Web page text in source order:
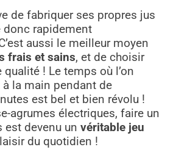
de fabriquer ses propres jus
donc rapidement
aussi le meilleur moyen
frais et sains, et de choisir
! Le temps où l’on
la main pendant de
est bel et bien révolu !
agrumes électriques, faire un
est devenu un véritable jeu
du quotidien !